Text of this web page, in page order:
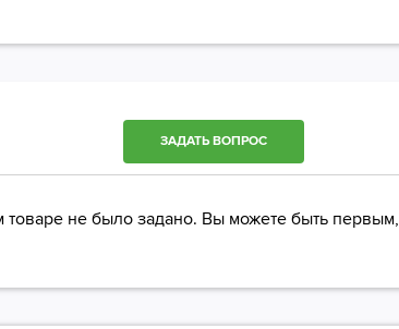
ЗАДАТЬ ВОПРОС
не было задано. Вы можете быть первым,